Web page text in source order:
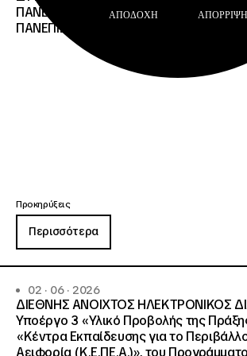
ΠΑΝΕΠΙΣΤΗΜΙΟΥ ΘΡΑΚΗΣ, ΕΛΛΗΝΙΚΟΥ
ΠΑΝΕΠΙΣΤΗΜΙΟΥ, ΠΑΤΡΩΝ
Προκηρύξεις
Περισσότερα
02 · 06 · 2026
ΔΙΕΘΝΗΣ ΑΝΟΙΧΤΟΣ ΗΛΕΚΤΡΟΝΙΚΟΣ
Υποέργο 3 «Υλικό Προβολής της
«Κέντρα Εκπαίδευσης για το
Αειφορία (Κ.Ε.ΠΕ.Α.)», του
ΑΠΟΔΟΧΉ ΑΠΌΡΡΙΨΗ